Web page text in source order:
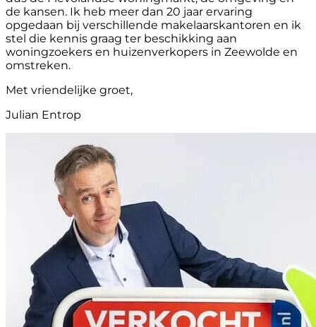
de kansen. Ik heb meer dan 20 jaar ervaring
opgedaan bij verschillende makelaarskantoren en ik
stel die kennis graag ter beschikking aan
woningzoekers en huizenverkopers in Zeewolde en
omstreken.
Met vriendelijke groet,
Julian Entrop